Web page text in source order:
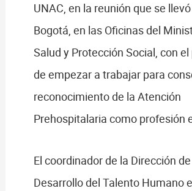
UNAC, en la reunión que se
Bogotá, en las Oficinas del
Salud y Protección Social, con
de empezar a trabajar para
reconocimiento de la Atención
Prehospitalaria como profesión
El coordinador de la Dirección de
Desarrollo del Talento Humano